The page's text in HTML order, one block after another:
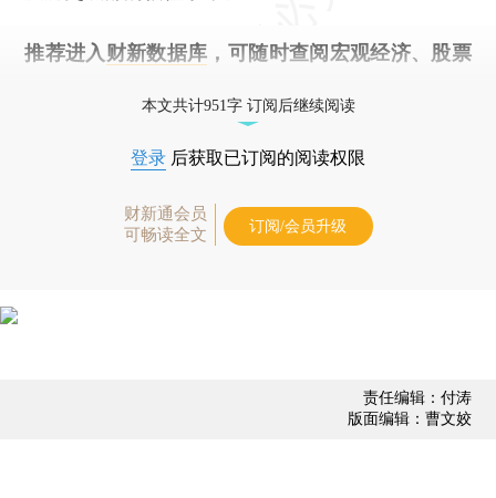
推荐进入 财新数据库 ，可随时查阅宏观经济、股票
本文共计951字 订阅后继续阅读
登录 后获取已订阅的阅读权限
财新通会员
可畅读全文
订阅/会员升级
责任编辑：付涛
版面编辑：曹文姣